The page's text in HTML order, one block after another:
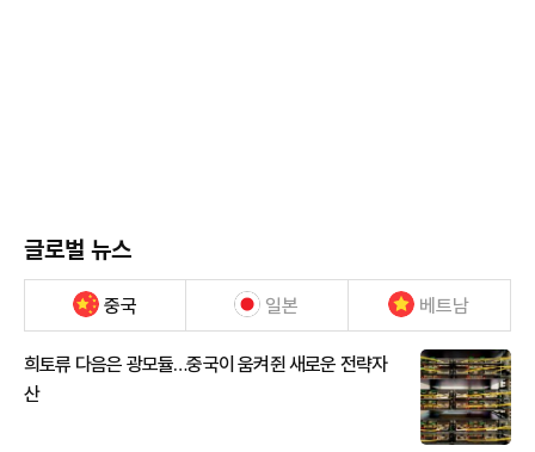
글로벌 뉴스
중국 일본 베트남
희토류 다음은 광모듈…중국이 움켜쥔 새로운 전략자
산